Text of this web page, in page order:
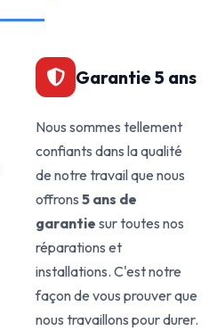
Garantie 5 ans
Nous sommes tellement
confiants dans la qualité
de notre travail que nous
offrons 5 ans de
garantie sur toutes nos
réparations et
installations. C'est notre
façon de vous prouver que
nous travaillons pour durer.